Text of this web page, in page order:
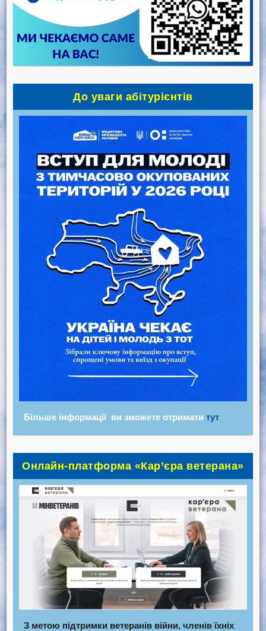
До уваги абітурієнтів
Більше інформації ви зможете отримати тут
Онлайн-платформа «Кар’єра ветерана»
З метою підтримки ветеранів війни, членів їхніх